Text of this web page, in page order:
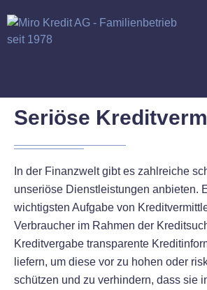
Seriöse
In der Finanzwelt gibt es zahlreiche
unseriöse Dienstleistungen anbieten.
wichtigsten Aufgabe von
Verbraucher im Rahmen der
Kreditvergabe transparente
liefern, um diese vor zu hohen oder
schützen und zu verhindern, dass sie